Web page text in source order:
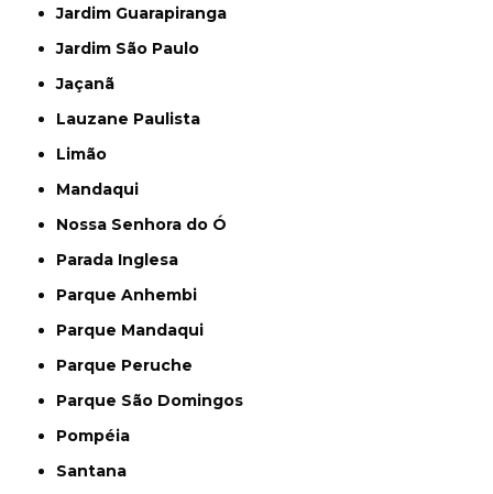
Jardim Guarapiranga
Jardim São Paulo
Jaçanã
Lauzane Paulista
Limão
Mandaqui
Nossa Senhora do Ó
Parada Inglesa
Parque Anhembi
Parque Mandaqui
Parque Peruche
Parque São Domingos
Pompéia
Santana